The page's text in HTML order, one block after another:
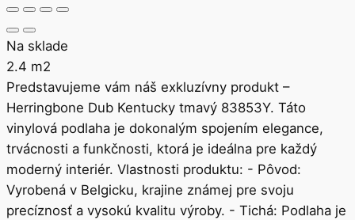
Na sklade
2.4 m2
Predstavujeme vám náš exkluzívny produkt –
Herringbone Dub Kentucky tmavý 83853Y. Táto
vinylová podlaha je dokonalým spojením elegance,
trvácnosti a funkčnosti, ktorá je ideálna pre každý
moderný interiér. Vlastnosti produktu: - Pôvod:
Vyrobená v Belgicku, krajine známej pre svoju
precíznosť a vysokú kvalitu výroby. - Tichá: Podlaha je